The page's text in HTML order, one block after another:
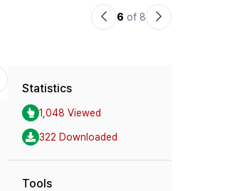
이6 of 8
다
Statistics
1,048 Viewed
322 Downloaded
Tools